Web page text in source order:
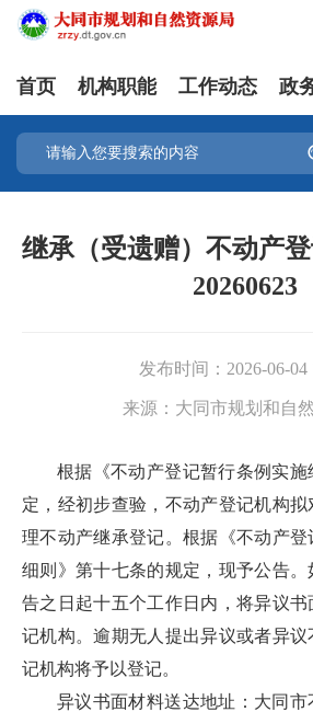
首页 机构职能 工作动态 政
继承（受遗赠）不动产登
20260623
发布时间： 2026-06-04
来源： 大同市规划和自
根据《不动产登记暂行条例实
定，经初步查验，不动产登记机构
理不动产继承登记。根据《不动产
细则》第十七条的规定，现予公告
告之日起十五个工作日内，将异议
记机构。逾期无人提出异议或者异
记机构将予以登记。
异议书面材料送达地址：大同